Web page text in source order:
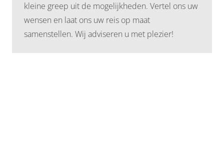
kleine greep uit de mogelijkheden. Vertel ons uw
wensen en laat ons uw reis op maat
samenstellen. Wij adviseren u met plezier!